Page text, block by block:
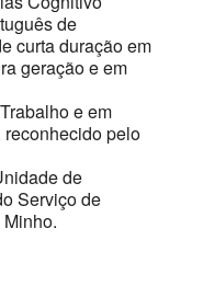
de
curta duração em
geração e em
e em
pelo
de
Serviço de